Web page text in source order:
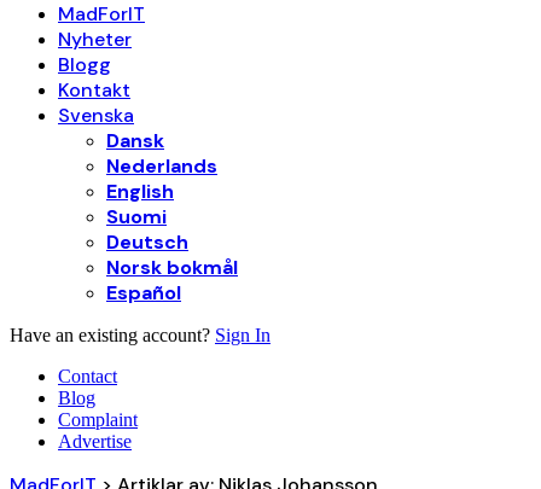
MadForIT
Nyheter
Blogg
Kontakt
Svenska
Dansk
Nederlands
English
Suomi
Deutsch
Norsk bokmål
Español
Have an existing account? Sign In
Contact
Blog
Complaint
Advertise